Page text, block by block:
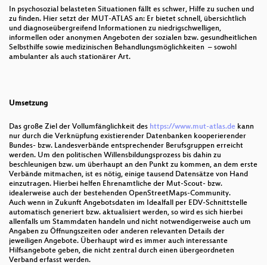
der Metropole Ruhr
Kartieren im Hochgebirge – ein Praxisbericht
GeoNode in Forschungsdateninfrastrukturen
Der schnelle Weg in die digitale Souveränität -
How far, how much, how many - Hilbert und Dijkstra
zum Appell!
Verwendung von OSM-Daten zur Kartierung des
urbanen, öffentlichen Raums
Trinkwasser und Trinkwasser-Orte Mapping
Floor plan extraction from digital building models
Irische ᚑᚌᚆᚐᚋ Steine in OSM und Wikidata
In psychosozial belasteten Situationen fällt es schwer, Hilfe zu suchen und
zu finden. Hier setzt der MUT-ATLAS an: Er bietet schnell, übersichtlich
und diagnoseübergreifend Informationen zu niedrigschwelligen,
informellen oder anonymen Angeboten der sozialen bzw. gesundheitlichen
Selbsthilfe sowie medizinischen Behandlungsmöglichkeiten – sowohl
ambulanter als auch stationärer Art.
Umsetzung
Das große Ziel der Vollumfänglichkeit des https://www.mut-atlas.de kann
nur durch die Verknüpfung existierender Datenbanken kooperierender
Bundes- bzw. Landesverbände entsprechender Berufsgruppen erreicht
werden. Um den politischen Willensbildungsprozess bis dahin zu
beschleunigen bzw. um überhaupt an den Punkt zu kommen, an dem erste
Verbände mitmachen, ist es nötig, einige tausend Datensätze von Hand
einzutragen. Hierbei helfen Ehrenamtliche der Mut-Scout- bzw.
idealerweise auch der bestehenden OpenStreetMaps-Community.
Auch wenn in Zukunft Angebotsdaten im Idealfall per EDV-Schnittstelle
automatisch generiert bzw. aktualisiert werden, so wird es sich hierbei
allenfalls um Stammdaten handeln und nicht notwendigerweise auch um
Angaben zu Öffnungszeiten oder anderen relevanten Details der
jeweiligen Angebote. Überhaupt wird es immer auch interessante
Hilfsangebote geben, die nicht zentral durch einen übergeordneten
Verband erfasst werden.